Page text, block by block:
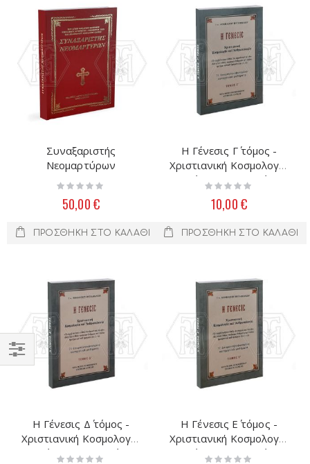
Συναξαριστής
Νεομαρτύρων
Rating:
50,00 €
ΠΡΟΣΘΉΚΗ ΣΤΟ ΚΑΛΆΘΙ
Η Γένεσις Γ΄ τόμος -
Χριστιανική Κοσμολογία
καί ἀνθρωπολογία
Rating:
10,00 €
ΠΡΟΣΘΉΚΗ ΣΤΟ ΚΑΛΆΘΙ
Η Γένεσις Δ΄ τόμος -
Χριστιανική Κοσμολογία
καί ἀνθρωπολογία
Rating:
Η Γένεσις Ε΄ τόμος -
Χριστιανική Κοσμολογία
καί ἀνθρωπολογία
Rating:
Filter